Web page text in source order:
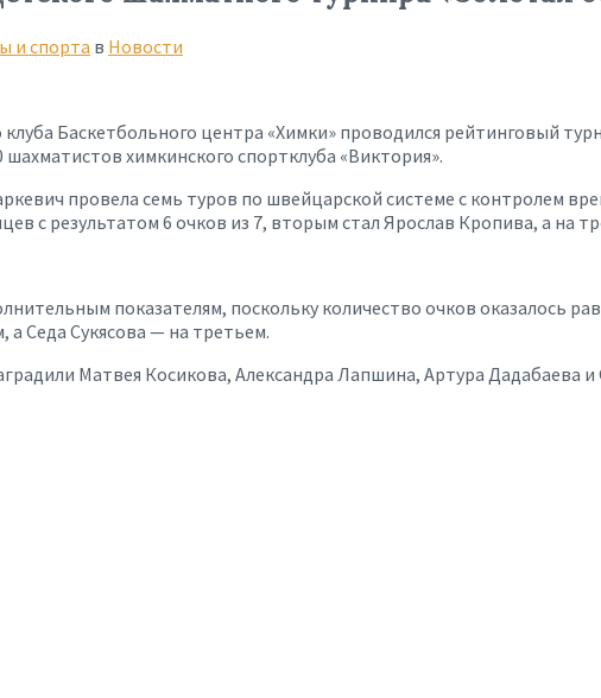
и спорта в Новости
Баскетбольного центра «Химки» проводился рейтинговый
химкинского спортклуба «Виктория».
провела семь туров по швейцарской системе с контролем
с результатом 6 очков из 7, вторым стал Ярослав Кропива, а на
показателям, поскольку количество очков оказалось
Седа Сукясова — на третьем.
Матвея Косикова, Александра Лапшина, Артура Дадабаева и